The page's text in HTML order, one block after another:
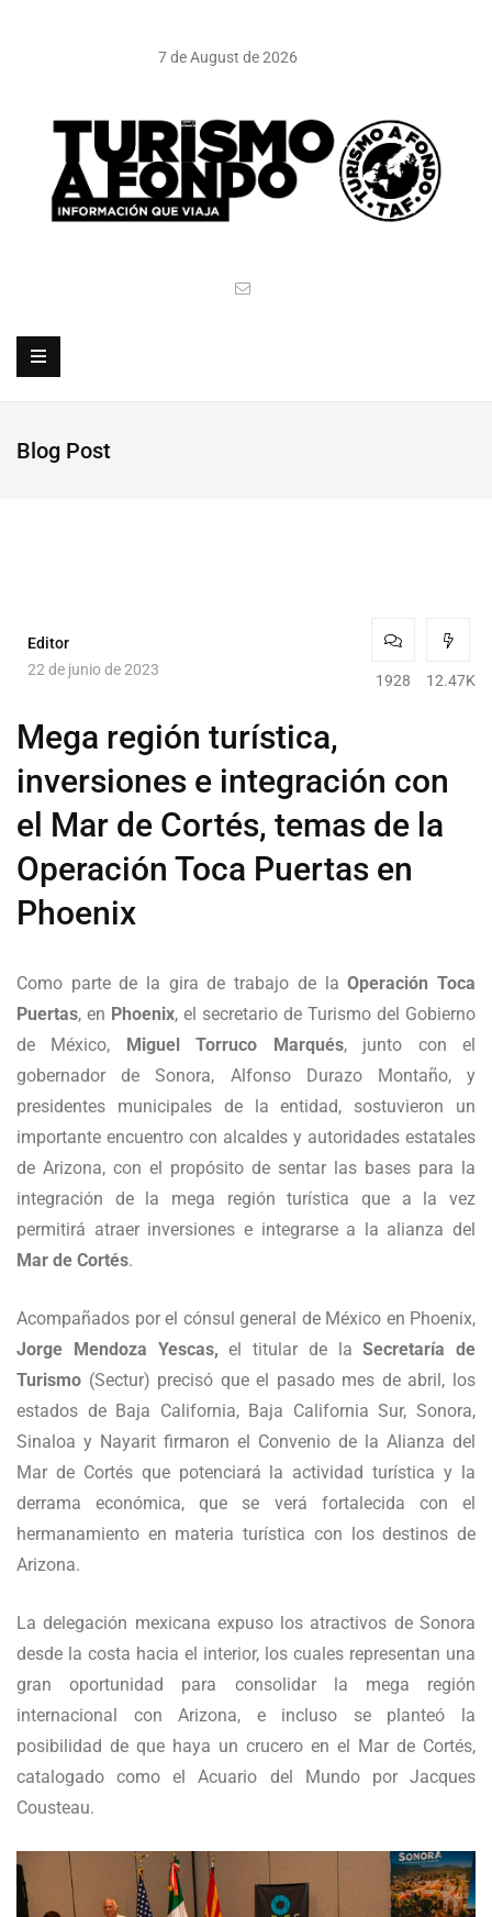
7 de August de 2026
Blog Post
Editor
22 de junio de 2023
1928 12.47K
Mega región turística,
inversiones e integración con
el Mar de Cortés, temas de la
Operación Toca Puertas en
Phoenix
Como parte de la gira de trabajo de laOperación Toca
Puertas, en Phoenix, el secretario de Turismo del Gobierno
de México,
Miguel Torruco Marqués, junto con el
gobernador de Sonora, Alfonso Durazo Montaño, y
presidentes municipales de la entidad, sostuvieron un
importante encuentro con alcaldes y autoridades estatales
de Arizona, con el propósito de sentar las bases para la
integración de la mega región turística que a la vez
permitirá atraer inversiones e integrarse a la alianza del
Mar de Cortés.
Acompañados por el cónsul general de México en Phoenix,
Jorge Mendoza Yescas, el titular de laSecretaría de
Turismo (Sectur) precisó que el pasado mes de abril, los
estados de Baja California, Baja California Sur, Sonora,
Sinaloa y Nayarit firmaron el Convenio de la Alianza del
Mar de Cortés que potenciará la actividad turística y la
derrama económica, que se verá fortalecida con el
hermanamiento en materia turística con los destinos de
Arizona.
La delegación mexicana expuso los atractivos de Sonora
desde la costa hacia el interior, los cuales representan una
gran oportunidad para consolidar la mega región
internacional con Arizona, e incluso se planteó la
posibilidad de que haya un crucero en el Mar de Cortés,
catalogado como el Acuario del Mundo por Jacques
Cousteau.